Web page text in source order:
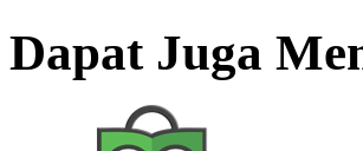
Dapat Juga